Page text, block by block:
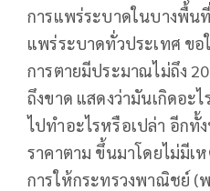
การแพร่ระบาดในบางพื้น
แพร่ระบาดทั่วประเทศ ขอ
การตายมีประมาณไม่ถึง
ถึงขาด แสดงว่ามันเกิดอะ
ไปทำอะไรหรือเปล่า อีกทั้
ราคาตาม ขึ้นมาโดยไม่มีเ
การให้กระทรวงพาณิชย์ (